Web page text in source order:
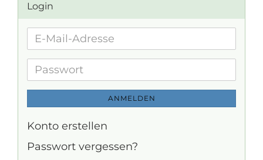
Login
E-
Adresse
Passwort
ANMELDEN
Konto erstellen
Passwort vergessen?